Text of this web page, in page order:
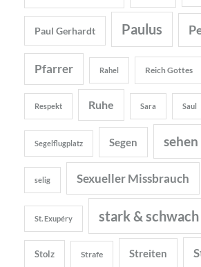
Paul Gerhardt Paulus
Pfarrer Rahel Reich Gottes
Respekt Ruhe Sara Saul
Segelflugplatz Segen sehen
selig Sexueller Missbrauch
St. Exupéry stark & schwach
Stolz Strafe Streiten